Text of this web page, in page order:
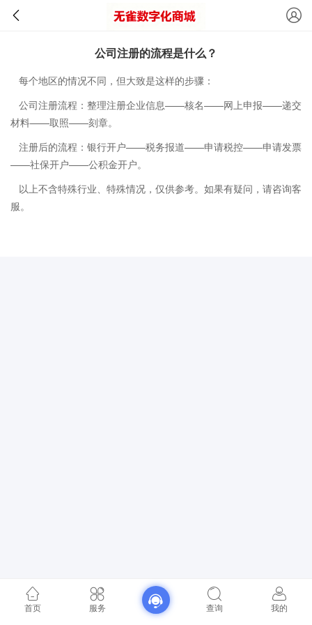
公司注册的流程是什么？
每个地区的情况不同，但大致是这样的步骤：
公司注册流程：整理注册企业信息——核名——网上申报——递交
材料——取照——刻章。
注册后的流程：银行开户——税务报道——申请税控——申请发票
——社保开户——公积金开户。
以上不含特殊行业、特殊情况，仅供参考。如果有疑问，请咨询客
服。
首页 服务 查询 我的